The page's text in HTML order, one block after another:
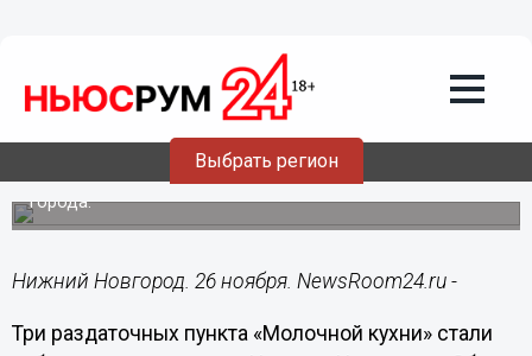
Выбрать регион
26.11.201913:32
Три молочных раздатка обслужат
нижегородцев в две смены
Это сделано после обращения родителей к мэру
города.
Нижний Новгород. 26 ноября. NewsRoom24.ru -
Три раздаточных пункта «Молочной кухни» стали